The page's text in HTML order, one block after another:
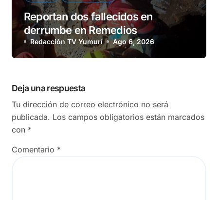
Reportan dos fallecidos en
derrumbe en Remedios
Redacción TV Yumurí Ago 6, 2026
Deja una respuesta
Tu dirección de correo electrónico no será
publicada. Los campos obligatorios están marcados
con *
Comentario *